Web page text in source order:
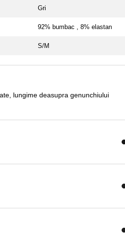
Gri
92% bumbac , 8% elastan
S/M
lungime deasupra genunchiului